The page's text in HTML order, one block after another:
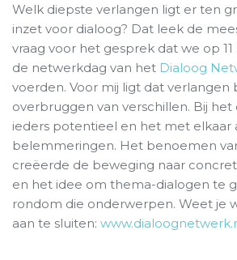
Welk diepste verlangen ligt er ten
inzet voor dialoog? Dat leek de
vraag voor het gesprek dat we op
de netwerkdag van het Dialoog
voerden. Voor mij ligt dat verlangen
overbruggen van verschillen. Bij het
ieders potentieel en het met elkaar
belemmeringen. Het benoemen
creëerde de beweging naar
en het idee om thema-dialogen te
rondom die onderwerpen. Weet je
aan te sluiten: